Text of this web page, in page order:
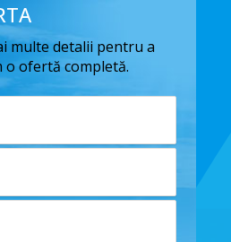
multe detalii pentru a
o ofertă completă.